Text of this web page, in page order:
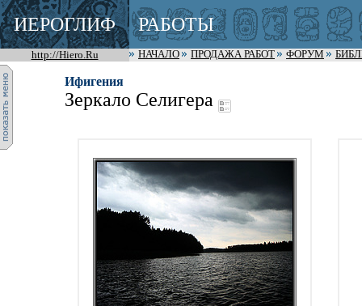
ИЕРОГЛИФ РАБОТЫ
http://Hiero.Ru НАЧАЛО ПРОДАЖА РАБОТ ФОРУМ
Ифигения
Зеркало Селигера